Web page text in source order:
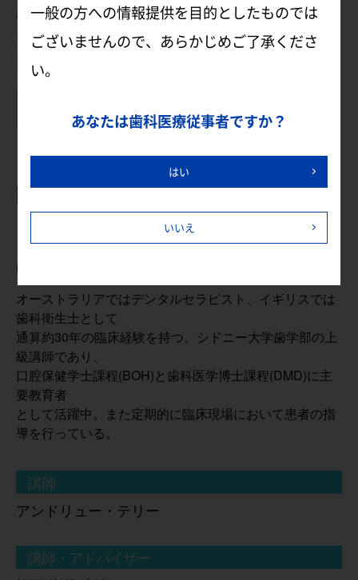
要がある場合は筆記用具などをお持ちください。
※お弁当をご提供いたしますので、お持ち込みいた
だく必要はございません。
[講師]
アンドリュー・テリー
CertDT,GradDipDH,MEd,FHEA
オーストラリアではデンタルセラピスト、イギリスでは
歯科衛生士として
通算約30年の臨床経験を持つ。シドニー大学歯学部の上
級講師であり、
口腔保健学士課程(BOH)と歯科医学博士課程(DMD)に主
要教育者
として活躍中。また定期的に臨床現場において患者の指
導を行っている。
講師
アンドリュー・テリー
講師・アドバイザー
一般の方への情報提供を目的としたものでは
ございませんので、あらかじめご了承くださ
い。
あなたは歯科医療従事者ですか？
はい
いいえ